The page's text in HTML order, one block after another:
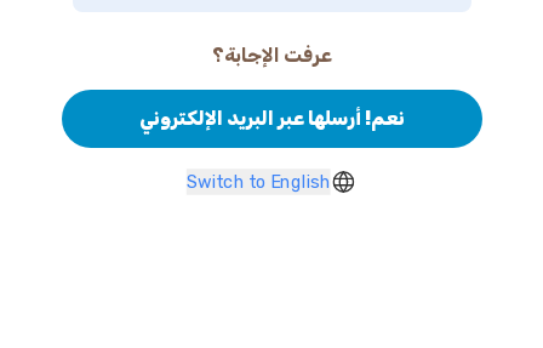
عرفت الإجابة؟
نعم! أرسلها عبر البريد الإلكتروني
Switch to English